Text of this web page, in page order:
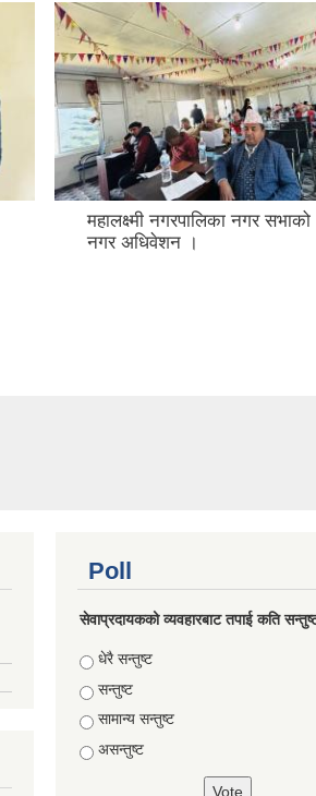
महालक्ष्मी नगरपालिका नगर
नगर अधिवेशन ।
Poll
सेवाप्रदायकको व्यवहारबाट तपाई कति
Choices
धेरै सन्तुष्ट
सन्तुष्ट
सामान्य सन्तुष्ट
असन्तुष्ट